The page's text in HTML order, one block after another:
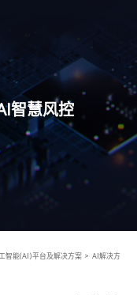
智慧风控
智能(AI)平台及解决方案 > AI解决方